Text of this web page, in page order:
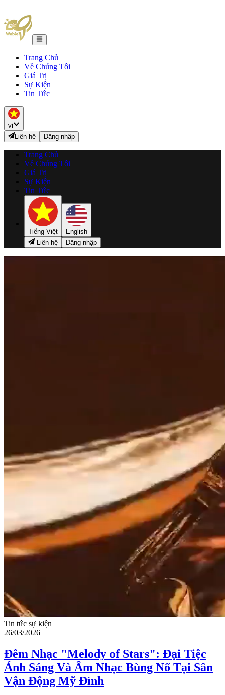
Trang Chủ
Về Chúng Tôi
Giá Trị
Sự Kiện
Tin Tức
vi
Liên hệ
Đăng nhập
Trang Chủ
Về Chúng Tôi
Giá Trị
Sự Kiện
Tin Tức
Tiếng Việt
★ ★
★ ★
★ ★
English
Liên hệ
Đăng nhập
Tin tức sự kiện
26/03/2026
Đêm Nhạc "Melody of Stars": Đại Tiệc
Ánh Sáng Và Âm Nhạc Bùng Nổ Tại Sân
Vận Động Mỹ Đình